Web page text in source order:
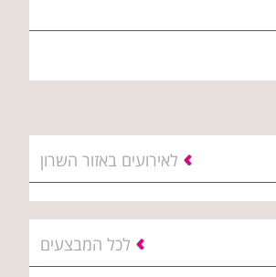
לאירועים באזור השרון
לכל המבצעים